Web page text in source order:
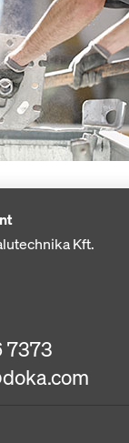
Kft.
7373